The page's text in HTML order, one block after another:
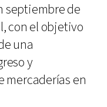
septiembre de
con el objetivo
una
y
mercaderías en